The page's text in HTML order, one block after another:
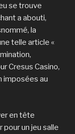
se trouve
a abouti,
la
telle article «
Cresus Casino,
imposées au
en tête
un jeu salle